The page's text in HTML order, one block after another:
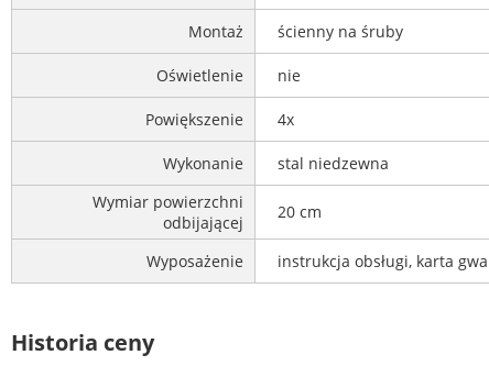
Montaż ścienny na śruby
Oświetlenie nie
Powiększenie 4x
Wykonanie
stal niedzewna
Wymiar powierzchni
odbijającej
20 cm
Wyposażenie instrukcja obsługi, karta
Historia ceny